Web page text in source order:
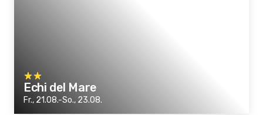
Echi del Mare
Fr., 21.08.-So., 23.08.